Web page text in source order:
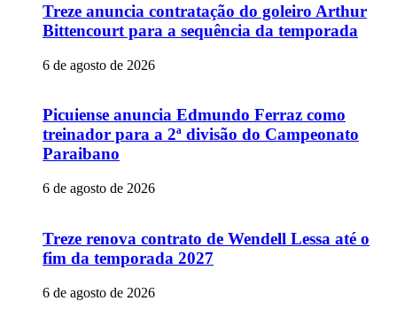
Treze anuncia contratação do goleiro Arthur
Bittencourt para a sequência da temporada
6 de agosto de 2026
Picuiense anuncia Edmundo Ferraz como
treinador para a 2ª divisão do Campeonato
Paraibano
6 de agosto de 2026
Treze renova contrato de Wendell Lessa até o
fim da temporada 2027
6 de agosto de 2026